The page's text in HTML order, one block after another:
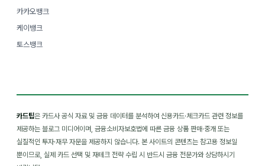
카카오뱅크
케이뱅크
토스뱅크
카드팁은 카드사 공식 자료 및 금융 데이터를 분석하여 신용카드·체크카드 관련 정보를
제공하는 블로그 미디어이며, 금융소비자보호법에 따른 금융 상품 판매·중개 또는
실질적인 투자·재무 자문을 제공하지 않습니다. 본 사이트의 콘텐츠는 참고용 정보일
뿐이므로, 실제 카드 선택 및 재테크 전략 수립 시 반드시 금융 전문가와 상담하시기